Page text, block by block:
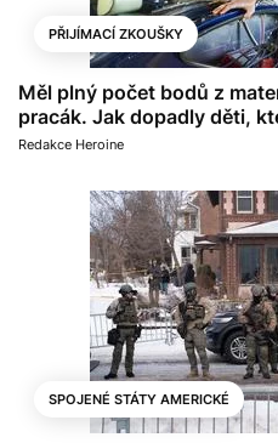
PŘIJÍMACÍ ZKOUŠKY
Měl plný počet bodů z
pracák. Jak dopadly děti,
Redakce Heroine
SPOJENÉ STÁTY AMERICKÉ